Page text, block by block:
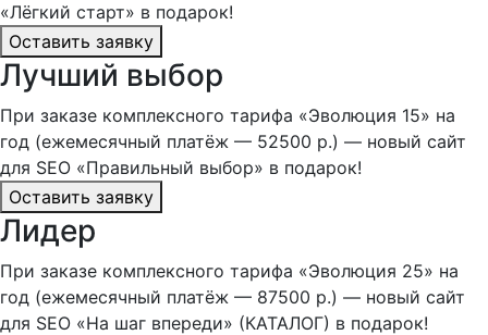
«Лёгкий старт» в подарок!
Оставить заявку
Лучший выбор
При заказе комплексного тарифа «Эволюция 15» на
год (ежемесячный платёж — 52500 р.) — новый сайт
для SEO «Правильный выбор» в подарок!
Оставить заявку
Лидер
При заказе комплексного тарифа «Эволюция 25» на
год (ежемесячный платёж — 87500 р.) — новый сайт
для SEO «На шаг впереди» (КАТАЛОГ) в подарок!